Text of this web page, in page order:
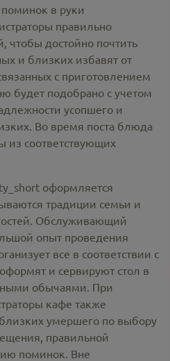
в руки
правильно
чтобы достойно почтить
и близких избавят от
с приготовлением
будет подобрано с учетом
усопшего и
Во время поста блюда
из соответствующих
оформляется
традиции семьи и
Обслуживающий
опыт проведения
все в соответствии с
и сервируют стол в
обычаями. При
кафе также
умершего по выбору
правильной
поминок. Вне